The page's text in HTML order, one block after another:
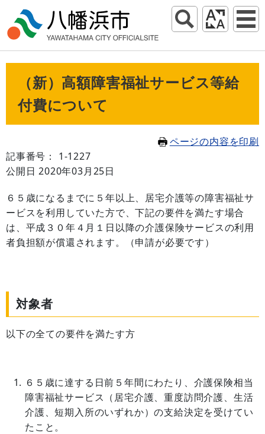
（新）高額障害福祉サービス等給
付費について
ページの内容を印刷
記事番号： 1-1227
公開日 2020年03月25日
６５歳になるまでに５年以上、居宅介護等の障害福祉サ
ービスを利用していた方で、下記の要件を満たす場合
は、平成３０年４月１日以降の介護保険サービスの利用
者負担額が償還されます。（申請が必要です）
対象者
以下の全ての要件を満たす方
６５歳に達する日前５年間にわたり、介護保険相当
障害福祉サービス（居宅介護、重度訪問介護、生活
介護、短期入所のいずれか）の支給決定を受けてい
たこと。